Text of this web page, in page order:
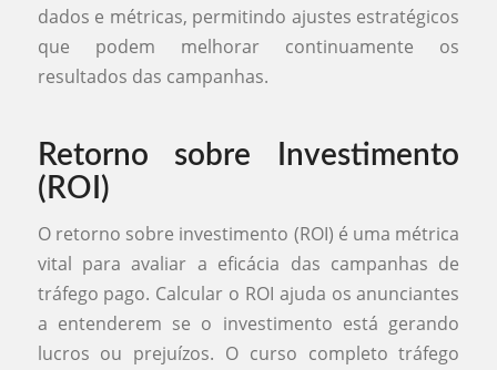
dados e métricas, permitindo ajustes estratégicos
que podem melhorar continuamente os
resultados das campanhas.
Retorno sobre Investimento
(ROI)
O retorno sobre investimento (ROI) é uma métrica
vital para avaliar a eficácia das campanhas de
tráfego pago. Calcular o ROI ajuda os anunciantes
a entenderem se o investimento está gerando
lucros ou prejuízos. O curso completo tráfego